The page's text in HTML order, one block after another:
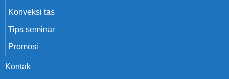
Konveksi tas
Tips seminar
Promosi
Kontak